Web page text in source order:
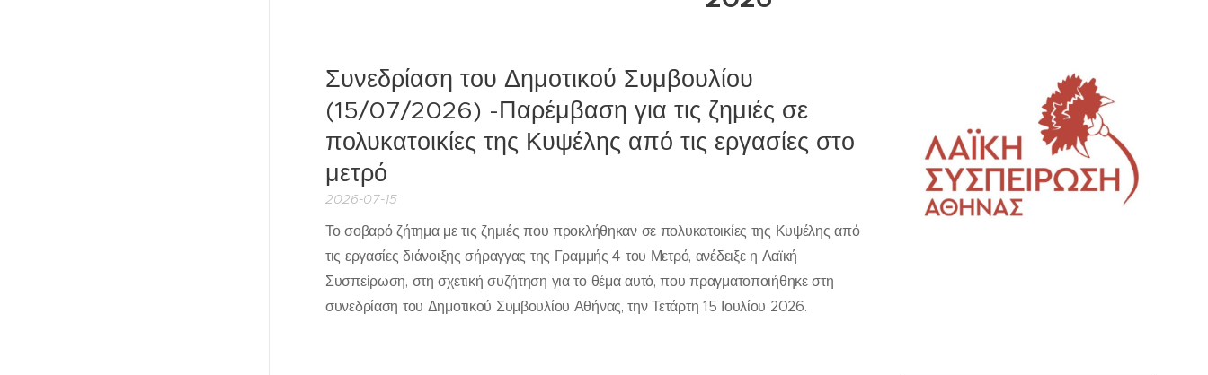
Συνεδρίαση του Δημοτικού Συμβουλίου
(15/07/2026) -Παρέμβαση για τις ζημιές σε
πολυκατοικίες της Κυψέλης από τις εργασίες στο
μετρό
2026-07-15
Το σοβαρό ζήτημα με τις ζημιές που προκλήθηκαν σε πολυκατοικίες της Κυψέλης από
τις εργασίες διάνοιξης σήραγγας της Γραμμής 4 του Μετρό, ανέδειξε η Λαϊκή
Συσπείρωση, στη σχετική συζήτηση για το θέμα αυτό, που πραγματοποιήθηκε στη
συνεδρίαση του Δημοτικού Συμβουλίου Αθήνας, την Τετάρτη 15 Ιουλίου 2026.